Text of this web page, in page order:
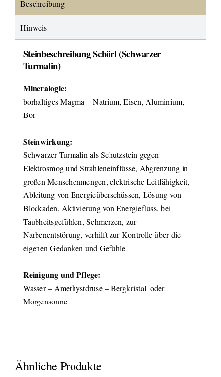
Beschreibung
Hinweis
Steinbeschreibung Schörl (Schwarzer
Turmalin)
Mineralogie:
borhaltiges Magma – Natrium, Eisen, Aluminium,
Bor
Steinwirkung:
Schwarzer Turmalin als Schutzstein gegen
Elektrosmog und Strahleneinflüsse, Abgrenzung in
großen Menschenmengen, elektrische Leitfähigkeit,
Ableitung von Energieüberschüssen, Lösung von
Blockaden, Aktivierung von Energiefluss, bei
Taubheitsgefühlen, Schmerzen, zur
Narbenentstörung, verhilft zur Kontrolle über die
eigenen Gedanken und Gefühle
Reinigung und Pflege:
Wasser – Amethystdruse – Bergkristall oder
Morgensonne
Ähnliche Produkte